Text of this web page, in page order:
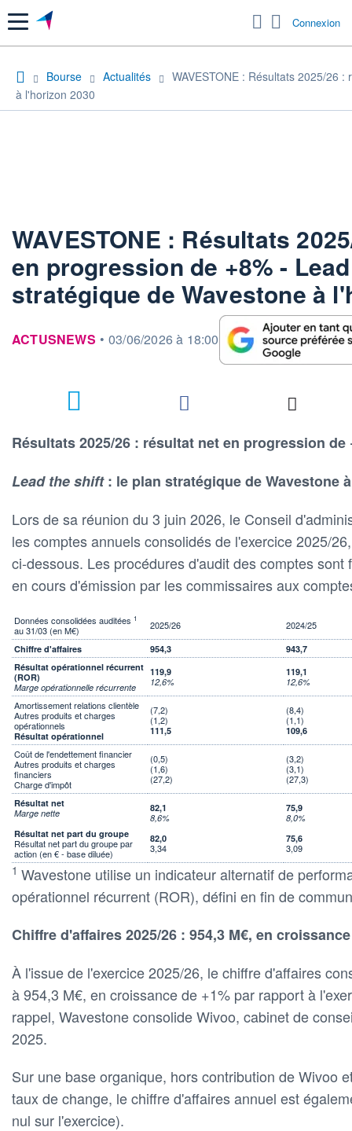
Menu Connexion
Bourse Actualités
WAVESTONE : Résultats 2025/26
à l'horizon 2030
WAVESTONE : Résultats
en progression de +8% -
stratégique de Wavestone à
information fournie par
ACTUSNEWS • 03/06/2026 à 18:00
Résultats 2025/26 : résultat net en progression de
Lead the shift: le plan stratégique de Wavestone
Lors de sa réunion du 3 juin 2026, le Conseil
les comptes annuels consolidés de l'exercice 2025/
ci-dessous. Les procédures d'audit des comptes
en cours d'émission par les commissaires aux
Données consolidées auditées 1
au 31/03 (en M€) 2025/26 2024/25
Chiffre d'affaires 954,3
943,7
Résultat opérationnel récurrent
(ROR)
Marge opérationnelle récurrente
119,9
12,6%
119,1
12,6%
Amortissement relations clientèle
Autres produits et charges
opérationnels
Résultat opérationnel
(7,2)
(1,2)
111,5
(8,4)
(1,1)
109,6
Coût de l'endettement financier
Autres produits et charges
financiers
Charge d'impôt
(0,5)
(1,6)
(27,2)
(3,2)
(3,1)
(27,3)
Résultat net
Marge nette
Résultat net part du groupe
Résultat net part du groupe par
action (en € - base diluée)
82,1
8,6%
82,0
3,34
75,9
8,0%
75,6
3,09
1 Wavestone utilise un indicateur alternatif de
opérationnel récurrent (ROR), défini en fin de
Chiffre d'affaires 2025/26 : 954,3 M€, en
À l'issue de l'exercice 2025/26, le chiffre d'affaires
à 954,3 M€, en croissance de +1% par rapport à
rappel, Wavestone consolide Wivoo, cabinet de
2025.
Sur une base organique, hors contribution de Wivoo
taux de change, le chiffre d'affaires annuel est
nul sur l'exercice).